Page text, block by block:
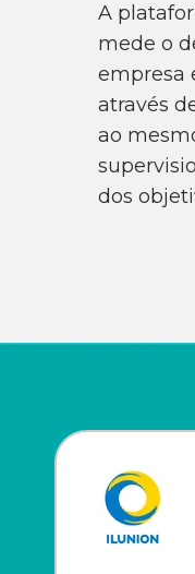
A
mede o
empresa
através
ao
dos